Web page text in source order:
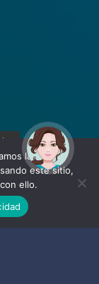
la mejor
este sitio,
ello.